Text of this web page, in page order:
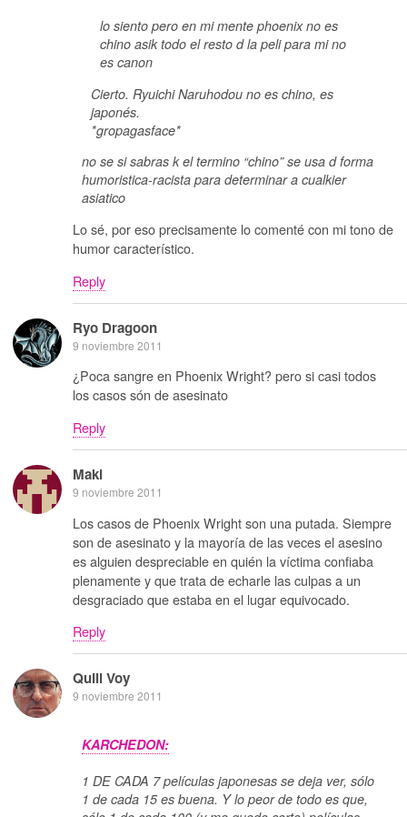
lo siento pero en mi mente phoenix no es
chino asik todo el resto d la peli para mi no
es canon
Cierto. Ryuichi Naruhodou no es chino, es
japonés.
*gropagasface*
no se si sabras k el termino “chino” se usa d forma
humoristica-racista para determinar a cualkier
asiatico
Lo sé, por eso precisamente lo comenté con mi tono de
humor característico.
Reply
Ryo Dragoon
9 noviembre 2011
¿Poca sangre en Phoenix Wright? pero si casi todos
los casos són de asesinato
Reply
Maki
9 noviembre 2011
Los casos de Phoenix Wright son una putada. Siempre
son de asesinato y la mayoría de las veces el asesino
es alguien despreciable en quién la víctima confiaba
plenamente y que trata de echarle las culpas a un
desgraciado que estaba en el lugar equivocado.
Reply
Quill Voy
9 noviembre 2011
KARCHEDON:
1 DE CADA 7 películas japonesas se deja ver, sólo
1 de cada 15 es buena. Y lo peor de todo es que,